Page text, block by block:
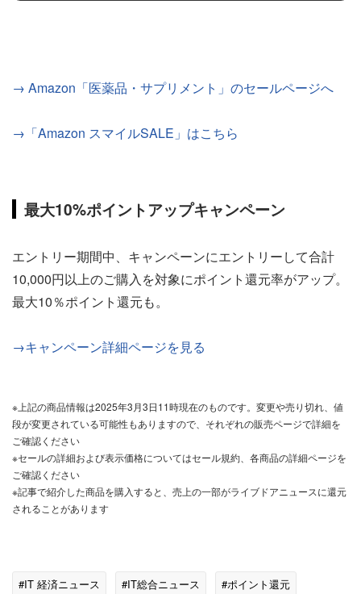
→ Amazon「医薬品・サプリメント」のセールページへ
→「Amazon スマイルSALE」はこちら
最大10%ポイントアップキャンペーン
エントリー期間中、キャンペーンにエントリーして合計
10,000円以上のご購入を対象にポイント還元率がアップ。
最大10％ポイント還元も。
→キャンペーン詳細ページを見る
※上記の商品情報は2025年3月3日11時現在のものです。変更や売り切れ、値
段が変更されている可能性もありますので、それぞれの販売ページで詳細を
ご確認ください
※セールの詳細および表示価格についてはセール規約、各商品の詳細ページを
ご確認ください
※記事で紹介した商品を購入すると、売上の一部がライブドアニュースに還元
されることがあります
#IT 経済ニュース #IT総合ニュース
#ポイント還元